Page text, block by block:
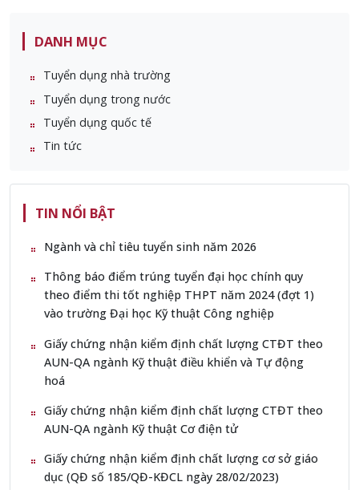
DANH MỤC
Tuyển dụng nhà trường
Tuyển dụng trong nước
Tuyển dụng quốc tế
Tin tức
TIN NỔI BẬT
Ngành và chỉ tiêu tuyển sinh năm 2026
Thông báo điểm trúng tuyển đại học chính quy
theo điểm thi tốt nghiệp THPT năm 2024 (đợt 1)
vào trường Đại học Kỹ thuật Công nghiệp
Giấy chứng nhận kiểm định chất lượng CTĐT theo
AUN-QA ngành Kỹ thuật điều khiển và Tự động
hoá
Giấy chứng nhận kiểm định chất lượng CTĐT theo
AUN-QA ngành Kỹ thuật Cơ điện tử
Giấy chứng nhận kiểm định chất lượng cơ sở giáo
dục (QĐ số 185/QĐ-KĐCL ngày 28/02/2023)